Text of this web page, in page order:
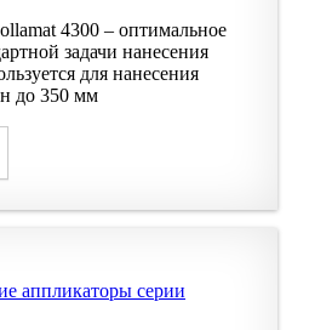
4300 – оптимальное
задачи нанесения
для нанесения
до 350 мм
аппликаторы серии